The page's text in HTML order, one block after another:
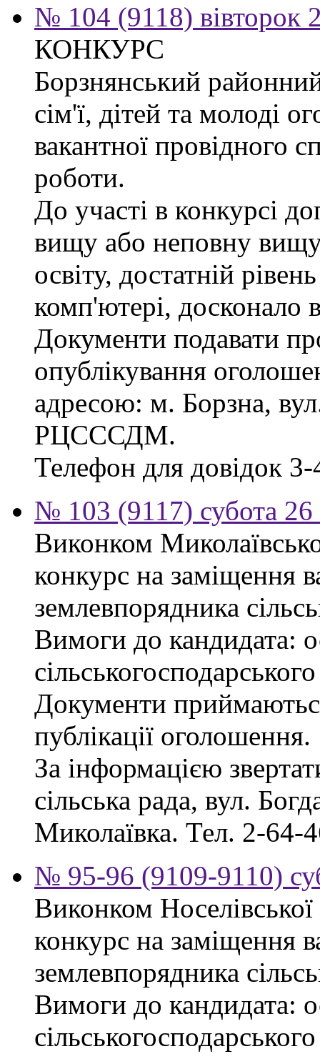
№ 104 (9118) вівторок
КОНКУРС
Борзнянський
сім'ї, дітей та молоді
вакантної провідного
роботи.
До участі в конкурсі
вищу або неповну вищу
освіту, достатній
комп'ютері, досконало
Документи подавати
опублікування
адресою: м. Борзна,
РЦСССДМ.
Телефон для довідок
№ 103 (9117) субота 26
Виконком
конкурс на заміщення
землевпорядника
Вимоги до кандидата:
Документи
публікації оголошення.
За інформацією
сільська рада, вул.
Миколаївка. Тел. 2-64-
№ 95-96 (9109-9110)
Виконком
конкурс на заміщення
землевпорядника
Вимоги до кандидата: